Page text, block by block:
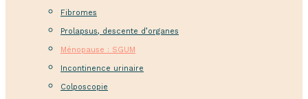
Fibromes
Prolapsus, descente d’organes
Ménopause : SGUM
Incontinence urinaire
Colposcopie